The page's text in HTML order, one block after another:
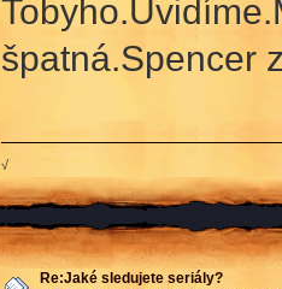
špatná.Spencer
√
Re:Jaké sledujete seriály?